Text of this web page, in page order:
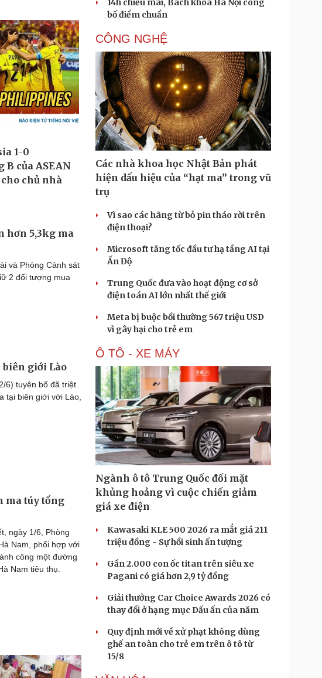
hơn 5,3kg ma
và Phòng Cảnh sát
2 đối tượng mua
biên giới Lào
6) tuyên bố đã triệt
tại biên giới với Lào,
ma túy tổng
ngày 1/6, Phòng
Nam, phối hợp với
công một đường
Nam tiêu thụ.
14h chiều mai, Bách khoa Hà Nội công
bố điểm chuẩn
CÔNG NGHỆ
Các nhà khoa học Nhật Bản phát
hiện dấu hiệu của “hạt ma” trong vũ
trụ
Vì sao các hãng từ bỏ pin tháo rời trên
điện thoại?
Microsoft tăng tốc đầu tư hạ tầng AI tại
Ấn Độ
Trung Quốc đưa vào hoạt động cơ sở
điện toán AI lớn nhất thế giới
Meta bị buộc bồi thường 567 triệu USD
vì gây hại cho trẻ em
Ô TÔ - XE MÁY
Ngành ô tô Trung Quốc đối mặt
khủng hoảng vì cuộc chiến giảm
giá xe điện
Kawasaki KLE 500 2026 ra mắt giá 211
triệu đồng - Sự hồi sinh ấn tượng
Gần 2.000 con ốc titan trên siêu xe
Pagani có giá hơn 2,9 tỷ đồng
Giải thưởng Car Choice Awards 2026 có
thay đổi ở hạng mục Dấu ấn của năm
Quy định mới về xử phạt không dùng
ghế an toàn cho trẻ em trên ô tô từ
15/8